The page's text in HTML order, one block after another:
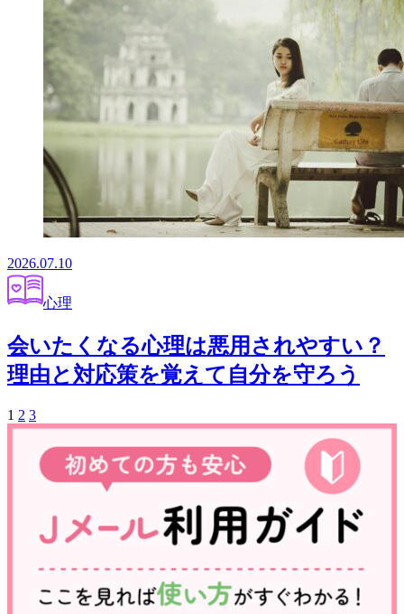
2026.07.10
心理
会いたくなる心理は悪用されやすい？
理由と対応策を覚えて自分を守ろう
1 2 3